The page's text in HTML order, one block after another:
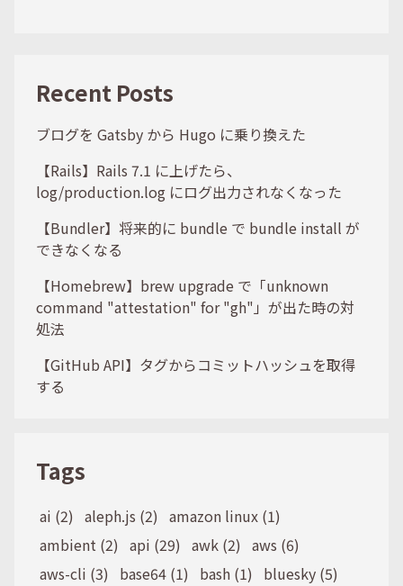
Recent Posts
ブログを Gatsby から Hugo に乗り換えた
【Rails】Rails 7.1 に上げたら、
log/production.log にログ出力されなくなった
【Bundler】将来的に bundle で bundle install が
できなくなる
【Homebrew】brew upgrade で「unknown
command "attestation" for "gh"」が出た時の対
処法
【GitHub API】タグからコミットハッシュを取得
する
Tags
ai (2) aleph.js (2) amazon linux (1)
ambient (2) api (29) awk (2) aws (6)
aws-cli (3)
base64 (1) bash (1)
bluesky (5)